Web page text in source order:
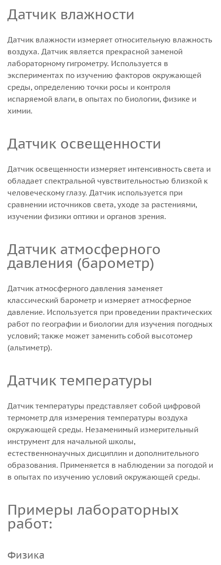
Датчик влажности
Датчик влажности измеряет относительную влажность
воздуха. Датчик является прекрасной заменой
лабораторному гигрометру. Используется в
экспериментах по изучению факторов окружающей
среды, определению точки росы и контроля
испаряемой влаги, в опытах по биологии, физике и
химии.
Датчик освещенности
Датчик освещенности измеряет интенсивность света и
обладает спектральной чувствительностью близкой к
человеческому глазу. Датчик используется при
сравнении источников света, уходе за растениями,
изучении физики оптики и органов зрения.
Датчик атмосферного
давления (барометр)
Датчик атмосферного давления заменяет
классический барометр и измеряет атмосферное
давление. Используется при проведении практических
работ по географии и биологии для изучения погодных
условий; также может заменить собой высотомер
(альтиметр).
Датчик температуры
Датчик температуры представляет собой цифровой
термометр для измерения температуры воздуха
окружающей среды. Незаменимый измерительный
инструмент для начальной школы,
естественнонаучных дисциплин и дополнительного
образования. Применяется в наблюдении за погодой и
в опытах по изучению условий окружающей среды.
Примеры лабораторных
работ:
Физика